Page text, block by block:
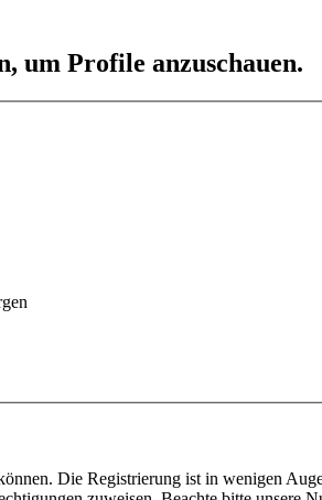
um Profile anzuschauen.
Die Registrierung ist in wenigen